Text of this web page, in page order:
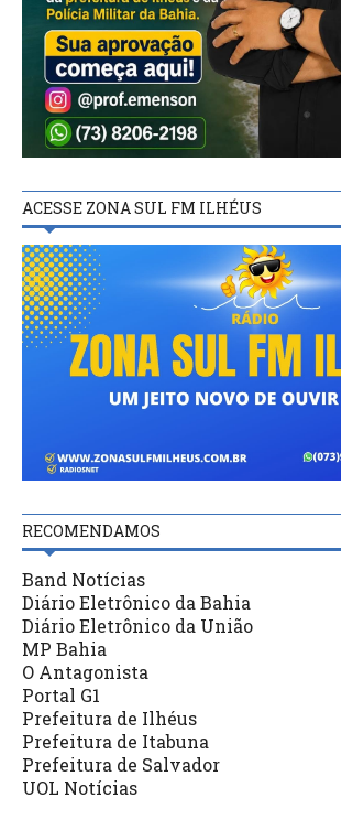
ACESSE ZONA SUL FM ILHÉUS
RECOMENDAMOS
Band Notícias
Diário Eletrônico da Bahia
Diário Eletrônico da União
MP Bahia
O Antagonista
Portal G1
Prefeitura de Ilhéus
Prefeitura de Itabuna
Prefeitura de Salvador
UOL Notícias